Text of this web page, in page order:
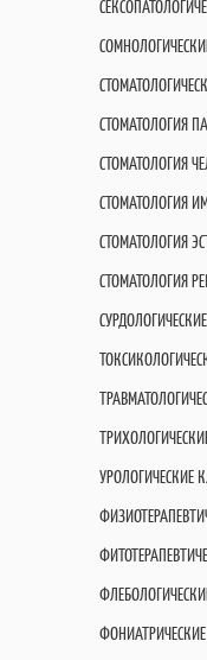
СТОМАТОЛОГИЯ
СТОМАТОЛОГИЯ
СТОМАТОЛОГИЯ
СТОМАТОЛОГИЯ
СТОМАТОЛОГИЯ
УРОЛОГИЧЕСКИЕ